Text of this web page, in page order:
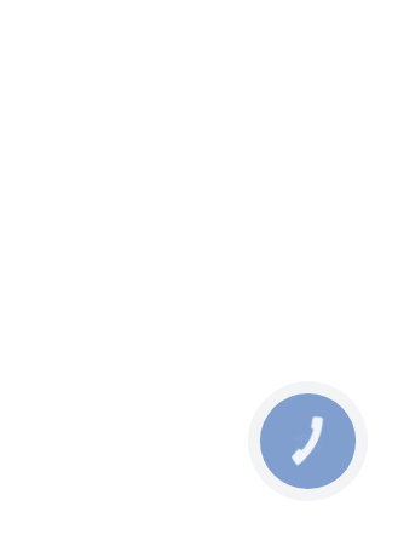
КНОПКА
ЗВ'ЯЗКУ